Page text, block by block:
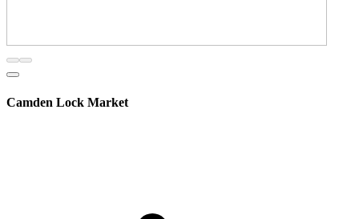
Camden Lock Market